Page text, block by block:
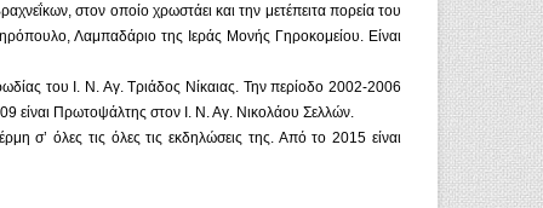
στον οποίο χρωστάει και την μετέπειτα πορεία του
Λαμπαδάριο της Ιεράς Μονής Γηροκομείου. Είναι
του Ι. Ν. Αγ. Τριάδος Νίκαιας. Την περίοδο 2002-2006
είναι Πρωτοψάλτης στον Ι. Ν. Αγ. Νικολάου Σελλών.
σ’ όλες τις όλες τις εκδηλώσεις της. Από το 2015 είναι